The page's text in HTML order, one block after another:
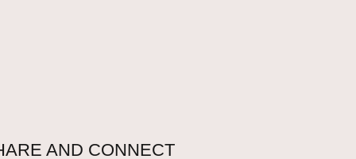
AND CONNECT